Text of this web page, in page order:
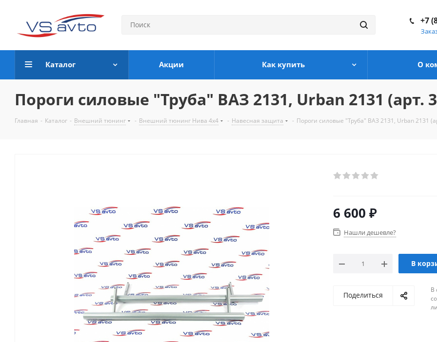
+7
Каталог Акции Как купить О
Пороги силовые "Труба" ВАЗ 2131, Urban 2131 (арт.
Главная - Каталог - Внешний тюнинг - Внешний тюнинг Нива 4х4 - Навесная защита - Пороги силовые "Труба" ВАЗ 2131, Urban 2131
6 600 ₽
Нашли дешевле?
В
Поделиться
В